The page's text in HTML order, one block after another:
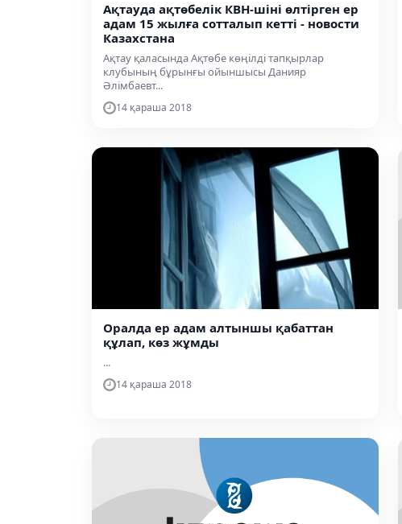
Ақтауда ақтөбелік КВН-шіні өлтірген ер
адам 15 жылға сотталып кетті - новости
Казахстана
Ақтау қаласында Ақтөбе көңілді тапқырлар
клубының бұрынғы ойыншысы Данияр
Әлімбаевт...
14 қараша 2018
Оралда ер адам алтыншы қабаттан
құлап, көз жұмды
...
14 қараша 2018